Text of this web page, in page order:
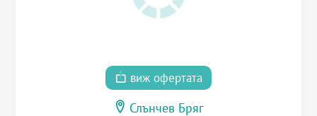
виж офертата
Слънчев Бряг